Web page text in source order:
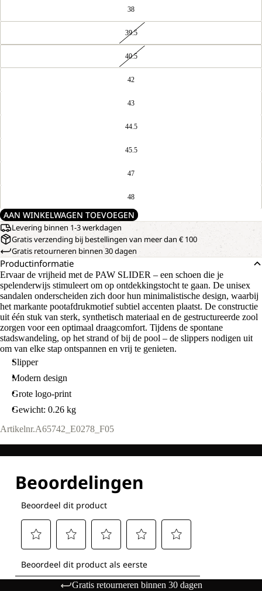
38
39.5
40.5
42
43
44.5
45.5
47
48
AAN WINKELWAGEN TOEVOEGEN
Levering binnen 1-3 werkdagen
Gratis verzending bij bestellingen van meer dan € 100
Gratis retourneren binnen 30 dagen
Productinformatie
Ervaar de vrijheid met de PAW SLIDER – een schoen die je
spelenderwijs stimuleert om op ontdekkingstocht te gaan. De unisex
sandalen onderscheiden zich door hun minimalistische design, waarbij
het markante pootafdrukmotief subtiel accenten plaatst. De constructie
uit één stuk van sterk, synthetisch materiaal en de gestructureerde zool
zorgen voor een optimaal draagcomfort. Tijdens de spontane
stadswandeling, op het strand of bij de pool – de slippers nodigen uit
om van elke stap ontspannen en vrij te genieten.
Slipper
Modern design
Grote logo-print
Gewicht: 0.26 kg
Artikelnr.A65742_E0278_F05
Gratis retourneren binnen 30 dagen